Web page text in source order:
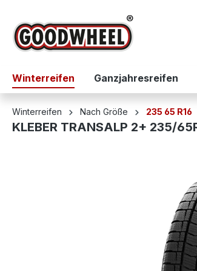
Zur Hauptnavigation springen
Winterreifen Ganzjahresreifen
Winterreifen Nach Größe 235 65 R16
KLEBER TRANSALP 2+ 235/